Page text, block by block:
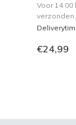
Voor
verzonden.
€24,99